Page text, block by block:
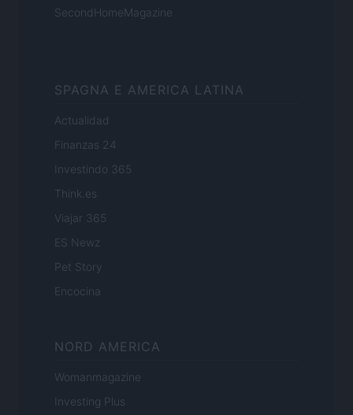
SecondHomeMagazine
SPAGNA E AMERICA LATINA
Actualidad
Finanzas 24
Investindo 365
Think.es
Viajar 365
ES Newz
Pet Story
Encocina
NORD AMERICA
Womanmagazine
Investing Plus